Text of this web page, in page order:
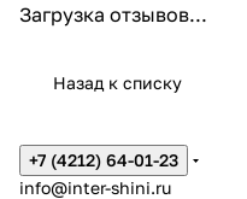
Загрузка отзывов...
Назад к списку
+7 (4212) 64-01-23
info@inter-shini.ru